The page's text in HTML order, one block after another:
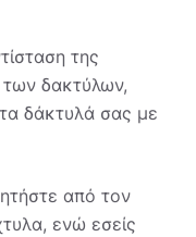
της
δακτύλων,
δάκτυλά σας με
από τον
ενώ εσείς